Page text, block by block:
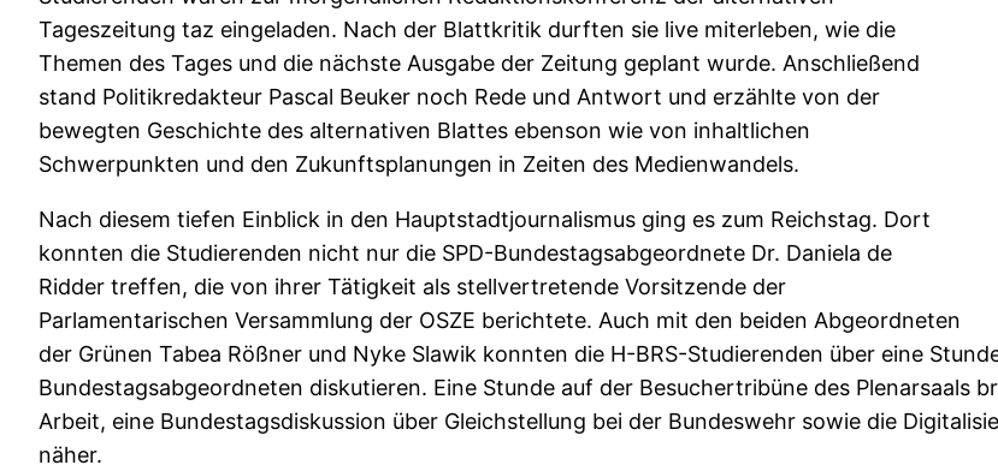
Tageszeitung taz eingeladen. Nach der Blattkritik durften sie live miterleben, wie die
Themen des Tages und die nächste Ausgabe der Zeitung geplant wurde. Anschließend
stand Politikredakteur Pascal Beuker noch Rede und Antwort und erzählte von der
bewegten Geschichte des alternativen Blattes ebenson wie von inhaltlichen
Schwerpunkten und den Zukunftsplanungen in Zeiten des Medienwandels.
Nach diesem tiefen Einblick in den Hauptstadtjournalismus ging es zum Reichstag. Dort
konnten die Studierenden nicht nur die SPD-Bundestagsabgeordnete Dr. Daniela de
Ridder treffen, die von ihrer Tätigkeit als stellvertretende Vorsitzende der
Parlamentarischen Versammlung der OSZE berichtete. Auch mit den beiden Abgeordneten
der Grünen Tabea Rößner und Nyke Slawik konnten die H-BRS-Studierenden über eine
Bundestagsabgeordneten diskutieren. Eine Stunde auf der Besuchertribüne des Plenarsaals
Arbeit, eine Bundestagsdiskussion über Gleichstellung bei der Bundeswehr sowie die
näher.